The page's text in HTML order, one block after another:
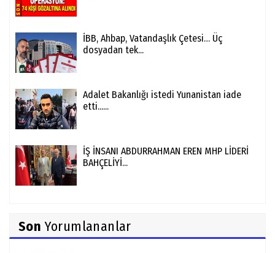
İBB, Ahbap, Vatandaşlık Çetesi… Üç
dosyadan tek...
Adalet Bakanlığı istedi Yunanistan iade
etti......
İŞ İNSANI ABDURRAHMAN EREN MHP LİDERİ
BAHÇELİYİ...
Son Yorumlananlar